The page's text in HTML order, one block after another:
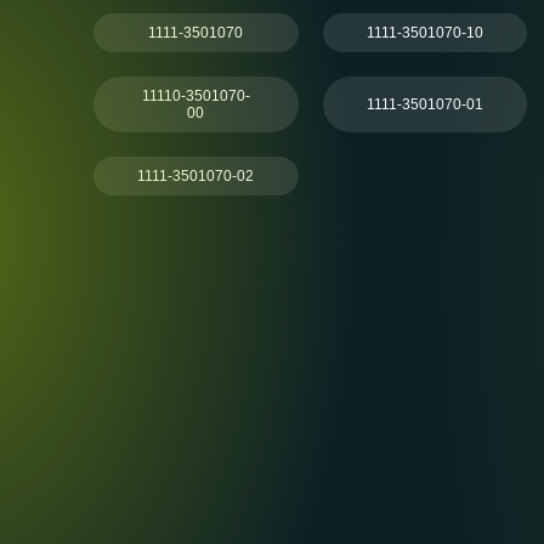
1111-3501070 1111-3501070-10
11110-3501070-
00
1111-3501070-01
1111-3501070-02